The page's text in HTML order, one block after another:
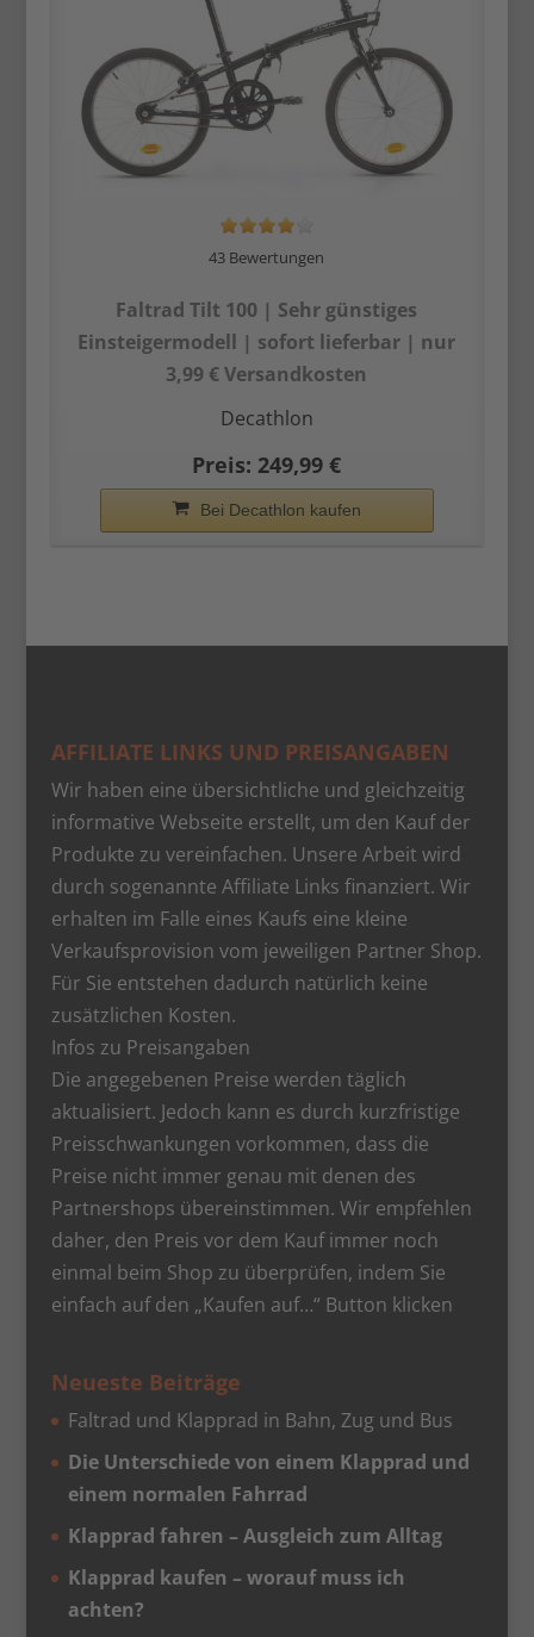
43 Bewertungen
Faltrad Tilt 100 | Sehr günstiges
Einsteiger­modell | sofort lieferbar | nur
3,99 € Versandkosten
Decathlon
Preis: 249,99 €
Bei Decathlon kaufen
AFFILIATE LINKS UND PREISANGABEN
Wir haben eine übersichtliche und gleichzeitig
informative Webseite erstellt, um den Kauf der
Produkte zu vereinfachen. Unsere Arbeit wird
durch sogenannte Affiliate Links finanziert. Wir
erhalten im Falle eines Kaufs eine kleine
Verkaufsprovision vom jeweiligen Partner Shop.
Für Sie entstehen dadurch natürlich keine
zusätzlichen Kosten.
Infos zu Preisangaben
Die angegebenen Preise werden täglich
aktualisiert. Jedoch kann es durch kurzfristige
Preisschwankungen vorkommen, dass die
Preise nicht immer genau mit denen des
Partnershops übereinstimmen. Wir empfehlen
daher, den Preis vor dem Kauf immer noch
einmal beim Shop zu überprüfen, indem Sie
einfach auf den „Kaufen auf…“ Button klicken
Neueste Beiträge
Faltrad und Klapprad in Bahn, Zug und Bus
Die Unterschiede von einem Klapprad und
einem normalen Fahrrad
Klapprad fahren – Ausgleich zum Alltag
Klapprad kaufen – worauf muss ich
achten?